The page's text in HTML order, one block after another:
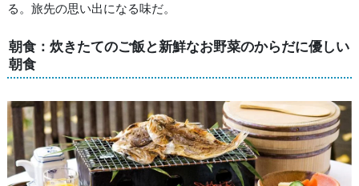
る。旅先の思い出になる味だ。
朝食：炊きたてのご飯と新鮮なお野菜のからだに優しい
朝食